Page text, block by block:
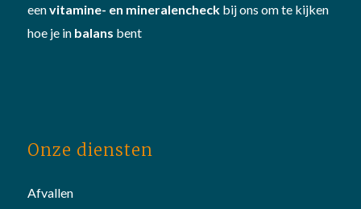
eenvitamine- en mineralencheckbij ons om te kijken
hoe je in balans bent
Onze diensten
Afvallen